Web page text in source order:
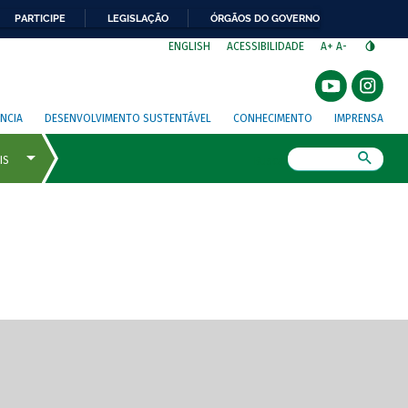
PARTICIPE LEGISLAÇÃO ÓRGÃOS DO GOVERNO
ENGLISH ACESSIBILIDADE A+ A-
DESENVOLVIMENTO SUSTENTÁVEL CONHECIMENTO IMPRENSA
de tela